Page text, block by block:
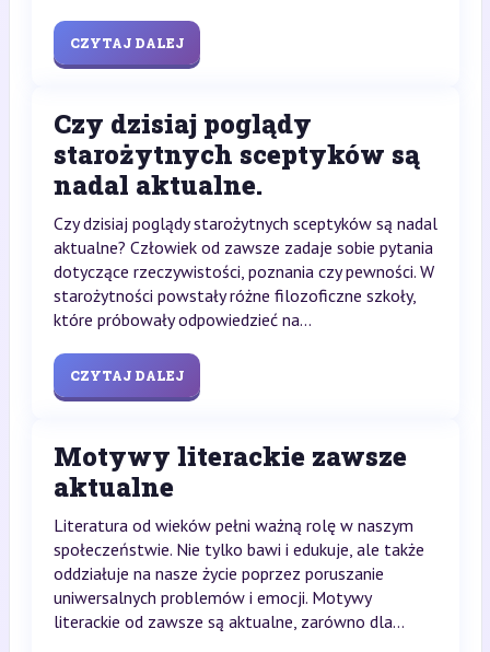
CZYTAJ DALEJ
Czy dzisiaj poglądy
starożytnych sceptyków są
nadal aktualne.
Czy dzisiaj poglądy starożytnych sceptyków są nadal
aktualne? Człowiek od zawsze zadaje sobie pytania
dotyczące rzeczywistości, poznania czy pewności. W
starożytności powstały różne filozoficzne szkoły,
które próbowały odpowiedzieć na...
CZYTAJ DALEJ
Motywy literackie zawsze
aktualne
Literatura od wieków pełni ważną rolę w naszym
społeczeństwie. Nie tylko bawi i edukuje, ale także
oddziałuje na nasze życie poprzez poruszanie
uniwersalnych problemów i emocji. Motywy
literackie od zawsze są aktualne, zarówno dla...